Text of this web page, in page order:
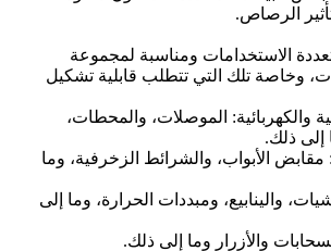
الرصاص.
الاستخدامات ومناسبة لمجموعة
وخاصة تلك التي تتطلب قابلية تشكيل
والكهربائية: الموصلات، والمحطات،
إلى ذلك.
مقابض الأبواب، والشرائط الزخرفية، وما
والينابيع، ومبددات الحرارة، وما إلى